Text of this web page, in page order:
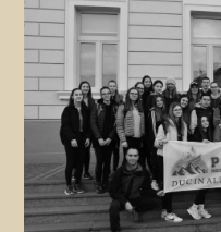
Školsko